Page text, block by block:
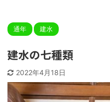
通年 建水
建水の七種類
2022年4月18日